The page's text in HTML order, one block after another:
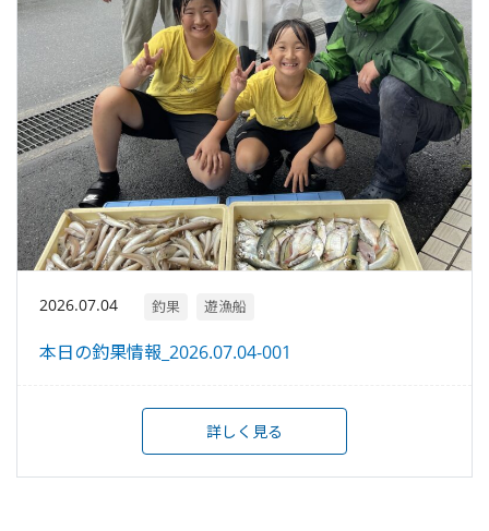
2026.07.04 釣果 遊漁船
本日の釣果情報_2026.07.04-001
詳しく見る